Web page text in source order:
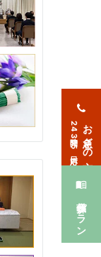
お急ぎの方
24時間365日対応
葬儀プラン